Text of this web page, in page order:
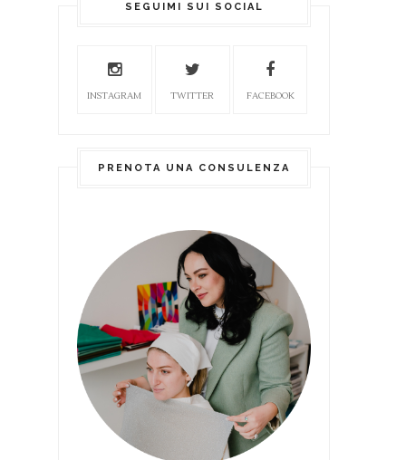
SEGUIMI SUI SOCIAL
INSTAGRAM TWITTER FACEBOOK
PRENOTA UNA CONSULENZA